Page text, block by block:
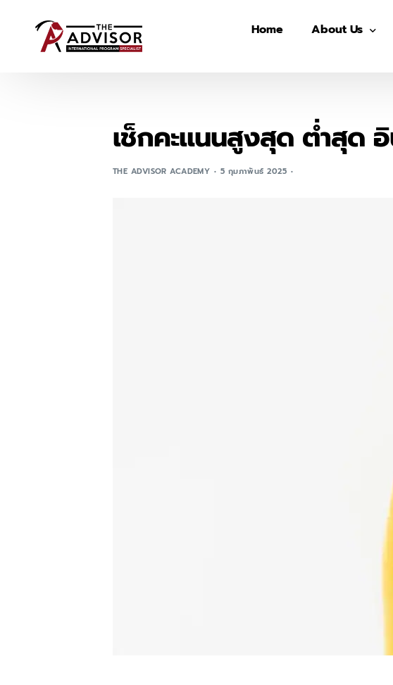
Home About Us
The Advisor
เช็กคะแนนสูงสุด ต่ำสุด
THE ADVISOR ACADEMY 5 กุมภาพันธ์ 2025